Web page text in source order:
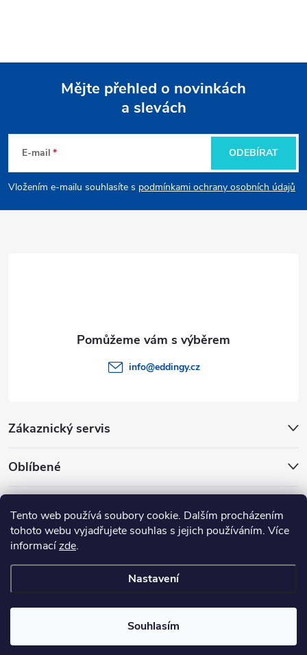
Tento web používá soubory cookie. Dalším procházením
tohoto webu vyjadřujete souhlas s jejich používáním. Více
informacízde.
Nastavení
Souhlasím
p
a
Mějte přehled o novinkách
a slevách
E-mail
Vložením e-mailu souhlasíte s podmínkami ochrany osobních údajů
ODEBÍRAT
Zákaznický servis
Oblíbené
info@eddingy.cz
Copyright 2026Eddingy.cz. Všechna práva vyhrazena.